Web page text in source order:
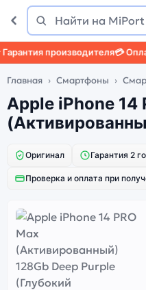
Поиск
Найти
производителя💳 Оплата
Главная Смартфоны
Apple iPhone 14
Оригинал Гарантия 2
Проверка и оплата при